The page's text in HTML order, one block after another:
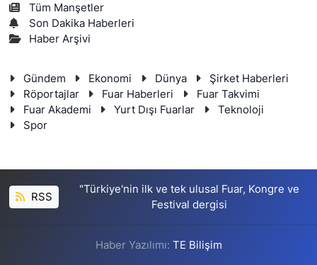
Tüm Manşetler
Son Dakika Haberleri
Haber Arşivi
Gündem Ekonomi Dünya
Şirket Haberleri
Röportajlar
Fuar Haberleri
Fuar Takvimi
Fuar Akademi
Yurt Dışı Fuarlar
Teknoloji
Spor
RSS
"Türkiye'nin ilk ve tek ulusal Fuar, Kongre ve
Festival dergisi
Haber Yazılımı: TE Bilişim